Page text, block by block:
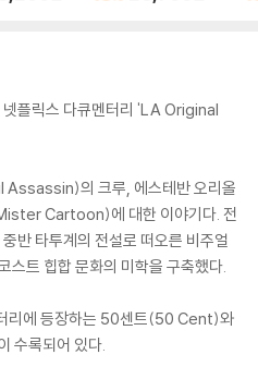
플릭스 다큐멘터리 'LA Original
Assassin)의 크루, 에스테반 오리올
Cartoon)에 대한 이야기다. 전
반 타투계의 전설로 떠오른 비주얼
스트 힙합 문화의 미학을 구축했다.
리에 등장하는 50센트(50 Cent)와
수록되어 있다.